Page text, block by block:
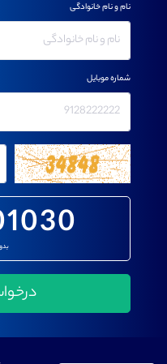
نام و نام خانوادگی
شماره موبایل